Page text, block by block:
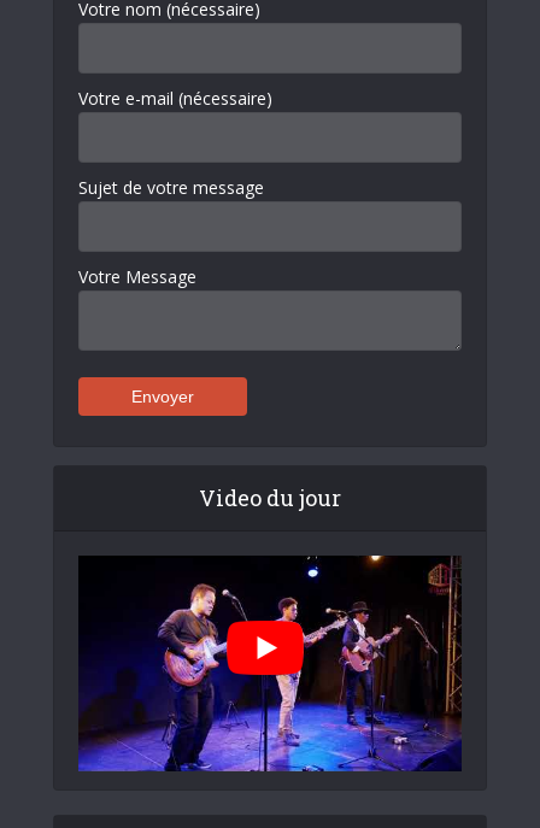
Votre nom (nécessaire)
Votre e-mail (nécessaire)
Sujet de votre message
Votre Message
Video du jour